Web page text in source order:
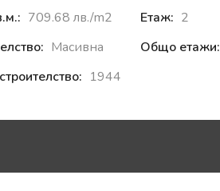
709.68 лв./m2
Масивна
1944
Етаж: 2
Общо етажи: